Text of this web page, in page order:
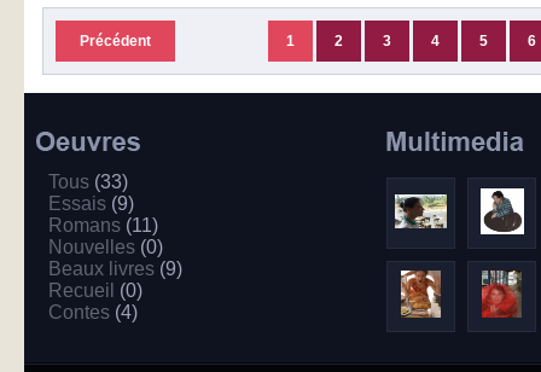
Précédent 1 2 3 4 5 6
Tous (33)
Essais (9)
Romans (11)
Nouvelles (0)
Beaux livres (9)
Recueil (0)
Contes (4)